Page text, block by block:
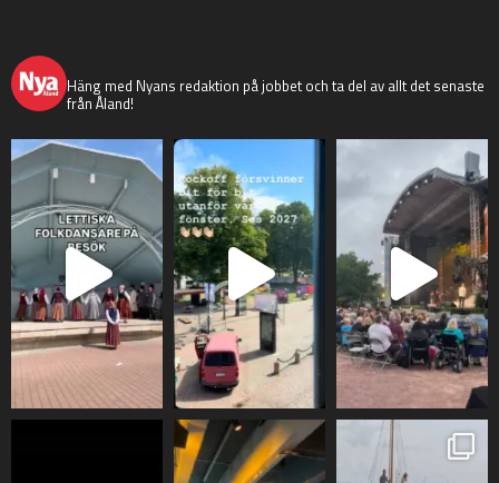
Häng med Nyans redaktion på jobbet och ta del av allt det senaste
från Åland!